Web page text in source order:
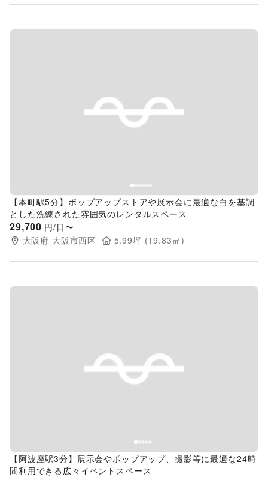
Previous slide
【本町駅5分】ポップアップストアや展示会に最適な白を基調
とした洗練された雰囲気のレンタルスペース
29,700 円/日〜
大阪府 大阪市西区 5.99坪 (19.83 ㎡)
Previous slide
【阿波座駅3分】展示会やポップアップ、撮影等に最適な24時
間利用できる広々イベントスペース